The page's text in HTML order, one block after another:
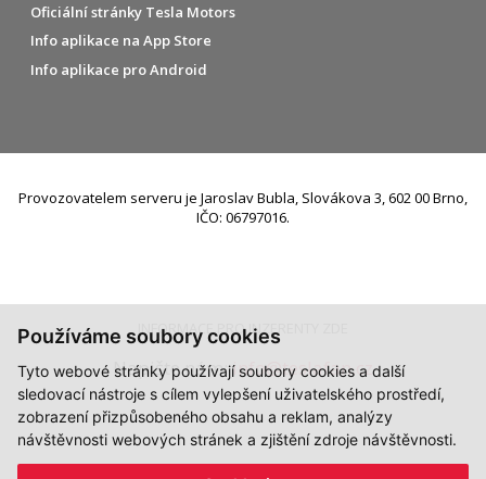
Používáme soubory cookies
Tyto webové stránky používají soubory cookies a další
sledovací nástroje s cílem vylepšení uživatelského prostředí,
zobrazení přizpůsobeného obsahu a reklam, analýzy
návštěvnosti webových stránek a zjištění zdroje návštěvnosti.
Oficiální stránky Tesla Motors
Info aplikace na App Store
Info aplikace pro Android
Provozovatelem serveru je Jaroslav Bubla, Slovákova 3, 602 00 Brno,
IČO: 06797016.
INFORMACE PRO INZERENTY ZDE
Napište nám:info@teslafan.cz